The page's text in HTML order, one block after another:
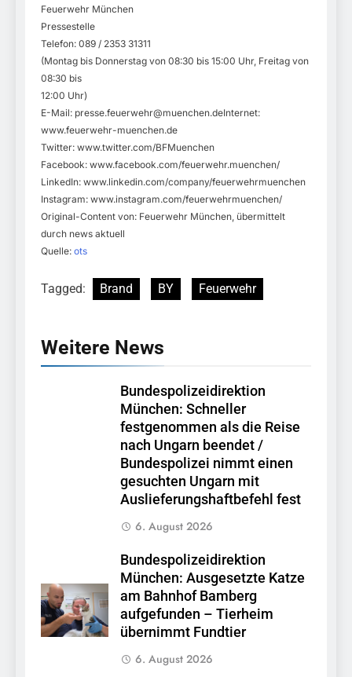
Feuerwehr München
Pressestelle
Telefon: 089 / 2353 31311
(Montag bis Donnerstag von 08:30 bis 15:00 Uhr, Freitag von
08:30 bis
12:00 Uhr)
E-Mail: presse.feuerwehr@muenchen.deInternet:
www.feuerwehr-muenchen.de
Twitter: www.twitter.com/BFMuenchen
Facebook: www.facebook.com/feuerwehr.muenchen/
LinkedIn: www.linkedin.com/company/feuerwehrmuenchen
Instagram: www.instagram.com/feuerwehrmuenchen/
Original-Content von: Feuerwehr München, übermittelt
durch news aktuell
Quelle: ots
Tagged: Brand BY Feuerwehr
Weitere News
Bundespolizeidirektion
München: Schneller
festgenommen als die Reise
nach Ungarn beendet /
Bundespolizei nimmt einen
gesuchten Ungarn mit
Auslieferungshaftbefehl fest
6. August 2026
Bundespolizeidirektion
München: Ausgesetzte Katze
am Bahnhof Bamberg
aufgefunden – Tierheim
übernimmt Fundtier
6. August 2026